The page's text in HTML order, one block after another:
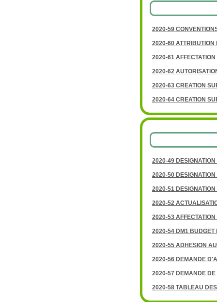
2020-59
2020-60 ATTRIBUTION
2020-61
2020-62
2020-63 CREATION
2020-64 CREATION
2020-49
2020-50
2020-51
2020-52
2020-53
2020-54 DM1 BUDGET
2020-55 ADHESION
2020-56 DEMANDE
2020-57 DEMANDE
2020-58 TABLEAU